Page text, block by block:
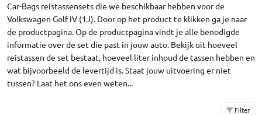
Car-Bags reistassensets die we beschikbaar hebben voor de
Volkswagen Golf IV (1J). Door op het product te klikken ga je naar
de productpagina. Op de productpagina vindt je alle benodigde
informatie over de set die past in jouw auto. Bekijk uit hoeveel
reistassen de set bestaat, hoeveel liter inhoud de tassen hebben en
wat bijvoorbeeld de levertijd is. Staat jouw uitvoering er niet
tussen? Laat het ons even weten...
Filter